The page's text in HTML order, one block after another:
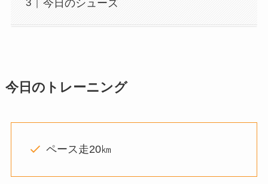
今日のシューズ
今日 のトレーニング
ペース走20㎞